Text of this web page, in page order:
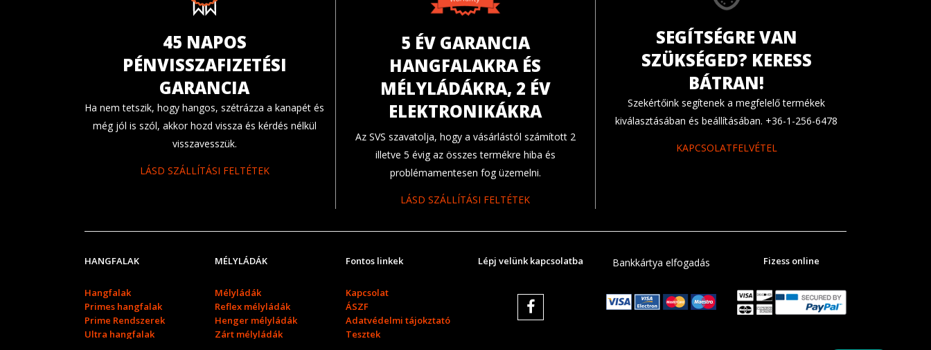
45 NAPOS
PÉNVISSZAFIZETÉSI
GARANCIA
Ha nem tetszik, hogy hangos, szétrázza a kanapét és
még jól is szól, akkor hozd vissza és kérdés nélkül
visszavesszük.
LÁSD SZÁLLÍTÁSI FELTÉTEK
5 ÉV GARANCIA
HANGFALAKRA ÉS
MÉLYLÁDÁKRA, 2 ÉV
ELEKTRONIKÁKRA
Az SVS szavatolja, hogy a vásárlástól számított 2
illetve 5 évig az összes termékre hiba és
problémamentesen fog üzemelni.
LÁSD SZÁLLÍTÁSI FELTÉTEK
SEGÍTSÉGRE VAN
SZÜKSÉGED? KERESS
BÁTRAN!
Szekértőink segítenek a megfelelő termékek
kiválasztásában és beállításában. +36-1-256-6478
KAPCSOLATFELVÉTEL
HANGFALAK
Hangfalak
Primes hangfalak
Prime Rendszerek
Ultra hangfalak
MÉLYLÁDÁK
Mélyládák
Reflex mélyládák
Henger mélyládák
Zárt mélyládák
Fontos linkek
Kapcsolat
ÁSZF
Adatvédelmi tájokztató
Tesztek
Lépj velünk kapcsolatba Bankkártya elfogadás Fizess online